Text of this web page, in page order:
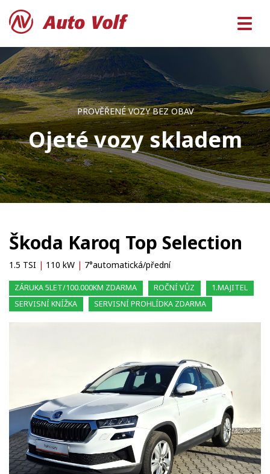
PROVĚŘENÉ VOZY BEZ OBAV
Ojeté vozy skladem
Škoda Karoq Top Selection
1.5 TSI | 110 kW | 7°automatická/přední
ZÁRUKA 5LET/100.000KM ZDARMA ROČNÍ VŮZ
1.MAJITEL
SERVISNÍ KNÍŽKA
SERVISNÍ PROHLÍDKA ZDARMA